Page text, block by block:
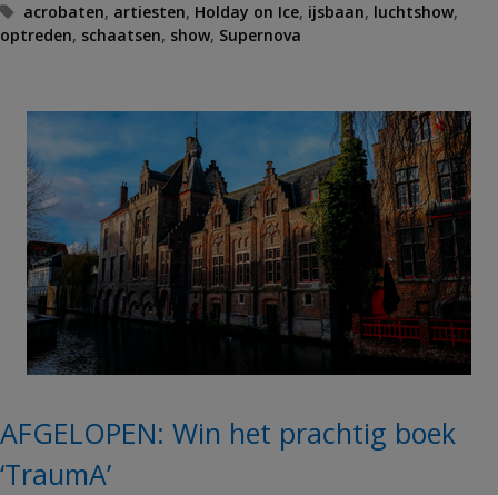
T
a
acrobaten, artiesten, Holday on Ice, ijsbaan, luchtshow,
optreden, schaatsen, show, Supernova
AFGELOPEN: Win het prachtig boek
‘TraumA’